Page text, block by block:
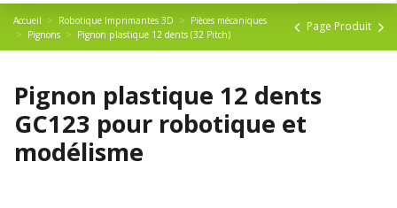
Accueil Robotique Imprimantes 3D
Pièces mécaniques
Pignons
Pignon plastique 12 dents (32 Pitch)
Page Produit
Pignon plastique 12 dents
GC123 pour robotique et
modélisme